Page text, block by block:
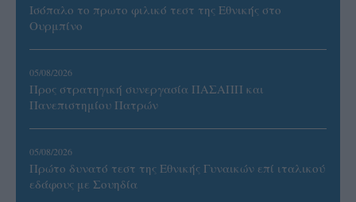
Ισόπαλο το πρωτο φιλικό τεστ της Εθνικής στο
Ουρμπίνο
05/08/2026
Προς στρατηγική συνεργασία ΠΑΣΑΠΠ και
Πανεπιστημίου Πατρών
05/08/2026
Πρώτο δυνατό τεστ της Εθνικής Γυναικών επί ιταλικού
εδάφους με Σουηδία